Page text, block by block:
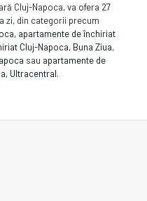
Cluj-Napoca, va ofera 27
zi, din categorii precum
, apartamente de închiriat
Cluj-Napoca, Buna Ziua,
sau apartamente de
Ultracentral.